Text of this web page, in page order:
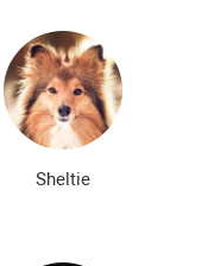
Sheltie